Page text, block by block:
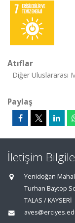
Atıflar
Diğer Uluslararası
Paylaş
İletişim
Yenidoğan
Turhan Baytop
TALAS / KAYSERİ